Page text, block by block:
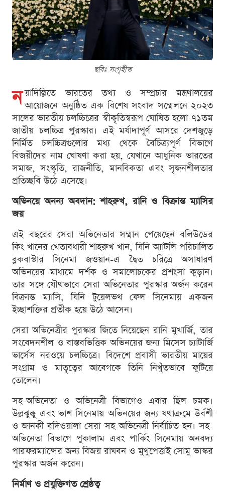
ছবিঃ সংগৃহীত
ন য়াদিল্লিতে ভারতের তথ্য ও সম্প্রচার মন্ত্রণালয়ের
আয়োজনে অনুষ্ঠিত এক বিশেষ সংবাদ সম্মেলনে ২০২৩
সালের ভারতীয় চলচ্চিত্রের স্বীকৃতিস্বরূপ ঘোষিত হলো ৭১তম
জাতীয় চলচ্চিত্র পুরস্কার। এই মর্যাদাপূর্ণ আসরে দেশজুড়ে
নির্মিত চলচ্চিত্রগুলোর মধ্য থেকে বৈচিত্র্যপূর্ণ বিভাগে
বিজয়ীদের নাম ঘোষণা করা হয়, যেখানে আধুনিক ভারতের
সমাজ, সংস্কৃতি, রাজনীতি, মানবিকতা এবং সৃজনশীলতার
প্রতিচ্ছবি উঠে এসেছে।
অভিনয়ে অনন্য অবদান: শাহরুখ, রানি ও বিক্রান্ত ম্যাসির
জয়
এই বছরের সেরা অভিনেতার সম্মান পেয়েছেন বলিউডের
কিং খানের খেতাবধারী শাহরুখ খান, যিনি অ্যাটলি পরিচালিত
ব্লকবাস্টার সিনেমা জওয়ান-এ দ্বৈত চরিত্রে অসাধারণ
অভিনয়ের মাধ্যমে দর্শক ও সমালোচকের প্রশংসা কুড়ান।
তার সঙ্গে যৌথভাবে সেরা অভিনেতার পুরস্কার অর্জন করেন
বিক্রান্ত ম্যাসি, যিনি টুয়েলভথ ফেল সিনেমায় একজন
ইচ্ছাশক্তির প্রতীক হয়ে উঠে আসেন।
সেরা অভিনেত্রীর পুরস্কার জিতে নিয়েছেন রানি মুখার্জি, তার
সংবেদনশীল ও বাস্তবভিত্তিক অভিনয়ের জন্য মিসেস চ্যাটার্জি
ভার্সেস নরওয়ে চলচ্চিত্রে। বিদেশে প্রবাসী ভারতীয় মায়ের
সংগ্রাম ও মাতৃত্বের আবেগকে তিনি নিখুঁতভাবে ফুটিয়ে
তোলেন।
সহ-অভিনেতা ও অভিনেত্রী বিভাগেও এবার ছিল চমক।
উল্লঝুক্কু এবং ভাশ সিনেমায় অভিনয়ের জন্য যথাক্রমে উর্বশী
ও জানকী বদিওয়ালা সেরা সহ-অভিনেত্রী নির্বাচিত হন। সহ-
অভিনেতা বিভাগে পুকালাম এবং পার্কিং সিনেমায় অনবদ্য
পারফরম্যান্সের জন্য বিজয় রাঘবন ও মুথুপেত্তাই সোমু ভাস্কর
পুরস্কার অর্জন করেন।
নির্মাণ ও প্রযুক্তিগত শ্রেষ্ঠত্ব